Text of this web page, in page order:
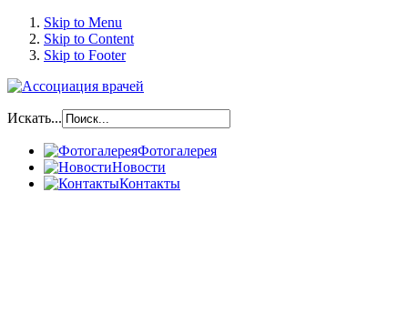
Skip to Menu
Skip to Content
Skip to Footer
Искать...
Фотогалерея
Новости
Контакты